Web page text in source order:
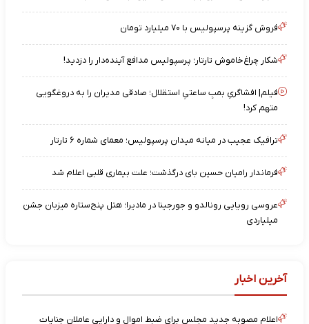
فروش گزینه پرسپولیس با ۷۰ میلیارد تومان
شکار چراغ‌خاموش تارتار؛ پرسپولیس مدافع آینده‌دار را دزدید!
فیلم| افشاگریِ بمبِ ساعتیِ استقلال؛ صادقی مدیران را به دروغگویی
متهم کرد!
ترافیک عجیب در میانه میدان پرسپولیس؛ معمای شماره ۶ تارتار
فرماندار رامیان حسین بای درگذشت؛ علت بیماری قلبی اعلام شد
عروسی رویایی رونالدو و جورجینا در مادیرا؛ هتل پنج‌ستاره میزبان جشن
میلیاردی
آخرین اخبار
اعلام مصوبه جدید مجلس برای ضبط اموال و دارایی عاملان جنایات